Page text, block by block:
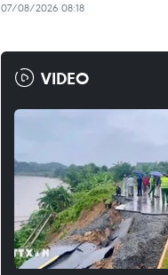
07/08/2026 08:18
VIDEO